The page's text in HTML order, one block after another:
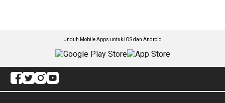
Unduh Mobile Apps untuk iOS dan Android